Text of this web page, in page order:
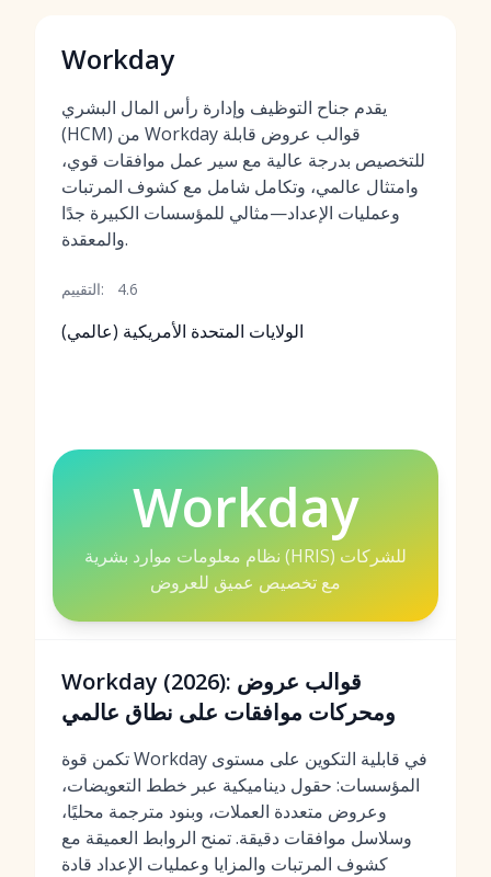
Workday
يقدم جناح التوظيف وإدارة رأس المال البشري
(HCM) من Workday قوالب عروض قابلة
للتخصيص بدرجة عالية مع سير عمل موافقات قوي،
وامتثال عالمي، وتكامل شامل مع كشوف المرتبات
وعمليات الإعداد—مثالي للمؤسسات الكبيرة جدًا
والمعقدة.
التقييم: 4.6
الولايات المتحدة الأمريكية (عالمي)
Workday
نظام معلومات موارد بشرية (HRIS) للشركات
مع تخصيص عميق للعروض
Workday (2026): قوالب عروض
ومحركات موافقات على نطاق عالمي
تكمن قوة Workday في قابلية التكوين على مستوى
المؤسسات: حقول ديناميكية عبر خطط التعويضات،
وعروض متعددة العملات، وبنود مترجمة محليًا،
وسلاسل موافقات دقيقة. تمنح الروابط العميقة مع
كشوف المرتبات والمزايا وعمليات الإعداد قادة